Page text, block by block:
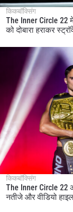
किकबॉक्सिंग
The Inner Circle 22
को दोबारा हराकर
किकबॉक्सिंग
The Inner Circle 22
नतीजे और वीडियो